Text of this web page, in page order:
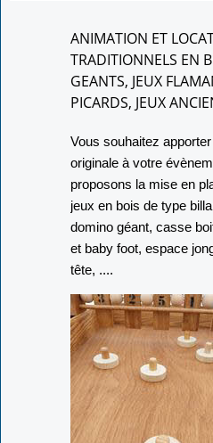
ANIMATION ET
TRADITIONNELS EN
GEANTS, JEUX
PICARDS, JEUX
Vous souhaitez
originale à votre
proposons la mise en
jeux en bois de type
domino géant, casse
et baby foot, espace
tête, ....